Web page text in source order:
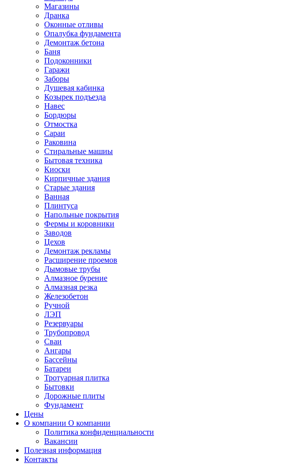
Магазины
Дранка
Оконные отливы
Опалубка фундамента
Демонтаж бетона
Баня
Подоконники
Гаражи
Заборы
Душевая кабинка
Козырек подъезда
Навес
Бордюры
Отмостка
Сараи
Раковина
Стиральные машиы
Бытовая техника
Киоски
Кирпичные здания
Старые здания
Ванная
Плинтуса
Напольные покрытия
Фермы и коровники
Заводов
Цехов
Демонтаж рекламы
Расширение проемов
Дымовые трубы
Алмазное бурение
Алмазная резка
Железобетон
Ручной
ЛЭП
Резервуары
Трубопровод
Сваи
Ангары
Бассейны
Батареи
Тротуарная плитка
Бытовки
Дорожные плиты
Фундамент
Цены
О компании О компании
Политика конфиденциальности
Вакансии
Полезная информация
Контакты